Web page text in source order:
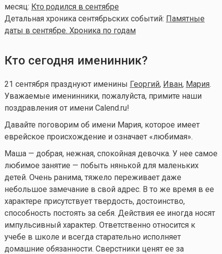
месяц: Кто родился в сентябре
Детальная хроника сентябрьских событий: Памятные
даты в сентябре. Хроника по годам
Кто сегодня именинник?
21 сентября празднуют именины Георгий, Иван, Мария.
Уважаемые именинники, пожалуйста, примите наши
поздравления от имени Calend.ru!
Давайте поговорим об имени Мария, которое имеет
еврейское происхождение и означает «любимая».
Маша — добрая, нежная, спокойная девочка. У нее самое
любимое занятие — побыть нянькой для маленьких
детей. Очень ранима, тяжело переживает даже
небольшое замечание в свой адрес. В то же время в ее
характере присутствует твердость, достоинство,
способность постоять за себя. Действия ее иногда носят
импульсивный характер. Ответственно относится к
учебе в школе и всегда старательно исполняет
домашние обязанности. Сверстники ценят ее за